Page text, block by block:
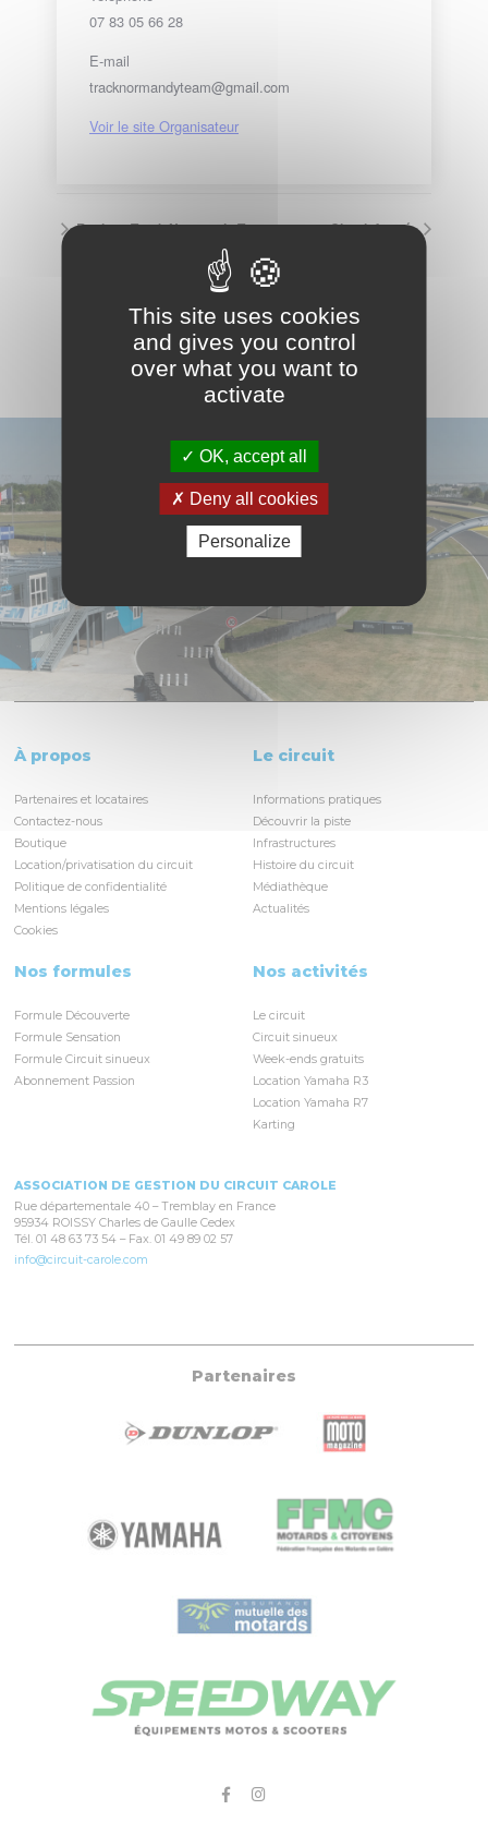
07 83 05 66 28
E-mail
tracknormandyteam@gmail.com
Voir le site Organisateur
Roulage Track Normandy Team Circuit fermé
VOIR LE CALENDRIER COMPLET
À propos
Partenaires et locataires
Contactez-nous
Boutique
Location/privatisation du circuit
Politique de confidentialité
Mentions légales
Cookies
Le circuit
Informations pratiques
Découvrir la piste
Infrastructures
Histoire du circuit
Médiathèque
Actualités
Nos formules
Formule Découverte
Formule Sensation
Formule Circuit sinueux
Abonnement Passion
Nos activités
Le circuit
Circuit sinueux
Week-ends gratuits
Location Yamaha R3
Location Yamaha R7
Karting
ASSOCIATION DE GESTION DU CIRCUIT CAROLE
Rue départementale 40 – Tremblay en France
95934 ROISSY Charles de Gaulle Cedex
Tél. 01 48 63 73 54 – Fax. 01 49 89 02 57
info@circuit-carole.com
Partenaires
This site uses cookies
and gives you control
over what you want to
activate
OK, accept all
Deny all cookies
Personalize